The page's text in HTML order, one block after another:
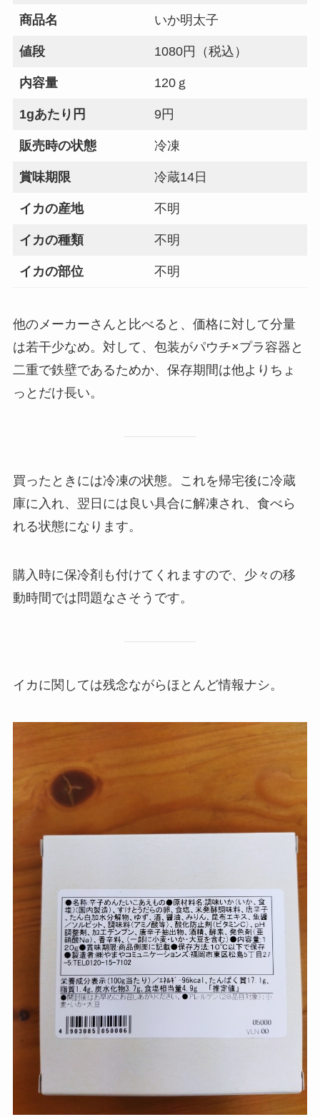
商品名 いか明太子
値段 1080円（税込）
内容量 120ｇ
1gあたり円 9円
販売時の状態 冷凍
賞味期限 冷蔵14日
イカの産地 不明
イカの種類 不明
イカの部位 不明
他のメーカーさんと比べると、価格に対して分量
は若干少なめ。対して、包装がパウチ×プラ容器と
二重で鉄壁であるためか、保存期間は他よりちょ
っとだけ長い。
買ったときには冷凍の状態。これを帰宅後に冷蔵
庫に入れ、翌日には良い具合に解凍され、食べら
れる状態になります。
購入時に保冷剤も付けてくれますので、少々の移
動時間では問題なさそうです。
イカに関しては残念ながらほとんど情報ナシ。